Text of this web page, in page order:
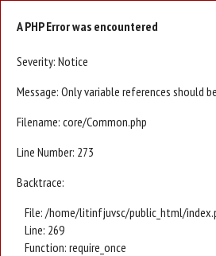
A PHP Error was encountered
Severity: Notice
Message: Only variable references should
Filename: core/Common.php
Line Number: 273
Backtrace:
File: /home/litinfjuvsc/public_html/
Line: 269
Function: require_once